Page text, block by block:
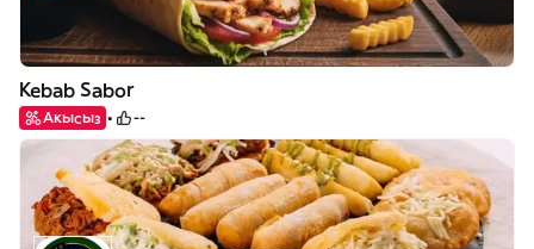
Kebab Sabor
Акысыз --